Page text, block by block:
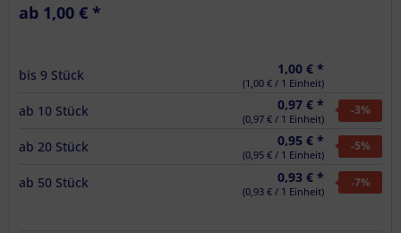
ab 1,00 € *
bis 9 Stück 1,00 € *
(1,00 € / 1 Einheit)
ab 10 Stück 0,97 € *
(0,97 € / 1 Einheit)
-3%
ab 20 Stück 0,95 € *
(0,95 € / 1 Einheit)
-5%
ab 50 Stück 0,93 € *
(0,93 € / 1 Einheit)
-7%